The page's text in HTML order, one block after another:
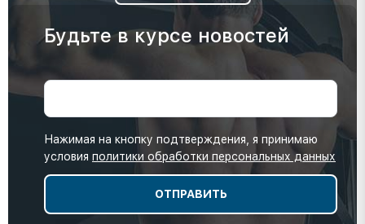
Будьте в курсе новостей
Нажимая на кнопку подтверждения, я принимаю
условия политики обработки персональных данных